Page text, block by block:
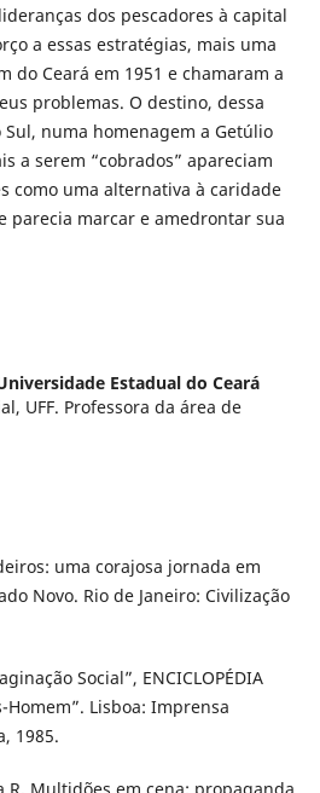
dos pescadores à capital
a essas estratégias, mais uma
do Ceará em 1951 e chamaram a
problemas. O destino, dessa
Sul, numa homenagem a Getúlio
a serem “cobrados” apareciam
como uma alternativa à caridade
parecia marcar e amedrontar sua
Estadual do Ceará
UFF. Professora da área de
uma corajosa jornada em
Novo. Rio de Janeiro: Civilização
Social”, ENCICLOPÉDIA
Homem”. Lisboa: Imprensa
1985.